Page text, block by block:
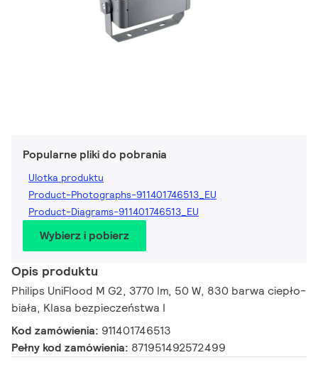
Popularne pliki do pobrania
Ulotka produktu
Product-Photographs-911401746513_EU
Product-Diagrams-911401746513_EU
Wybierz i pobierz
Opis produktu
Philips UniFlood M G2, 3770 lm, 50 W, 830 barwa ciepło-
biała, Klasa bezpieczeństwa I
Kod zamówienia: 911401746513
Pełny kod zamówienia: 871951492572499